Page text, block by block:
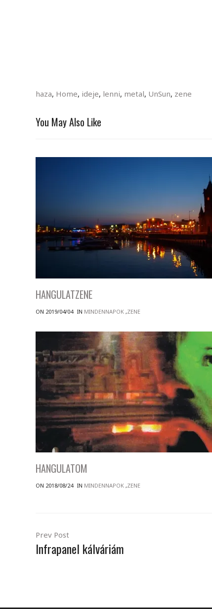
haza, Home, ideje, lenni, metal, UnSun, zene
You May Also Like
HANGULATZENE
ON 2019/04/04 IN MINDENNAPOK ,ZENE
HANGULATOM
ON 2018/08/24 IN MINDENNAPOK ,ZENE
Prev Post
Infrapanel kálváriám